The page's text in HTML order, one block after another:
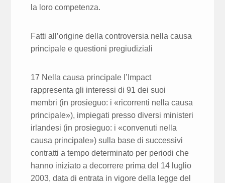
la loro competenza.
Fatti all’origine della controversia nella causa
principale e questioni pregiudiziali
17 Nella causa principale l’Impact
rappresenta gli interessi di 91 dei suoi
membri (in prosieguo: i «ricorrenti nella causa
principale»), impiegati presso diversi ministeri
irlandesi (in prosieguo: i «convenuti nella
causa principale») sulla base di successivi
contratti a tempo determinato per periodi che
hanno iniziato a decorrere prima del 14 luglio
2003, data di entrata in vigore della legge del